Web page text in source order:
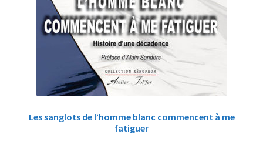
Les sanglots de l’homme blanc commencent à me
fatiguer